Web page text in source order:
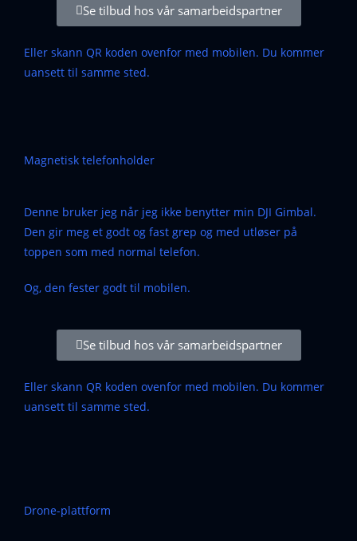
Se tilbud hos vår samarbeidspartner
Eller skann QR koden ovenfor med mobilen. Du kommer
uansett til samme sted.
Magnetisk telefonholder
Denne bruker jeg når jeg ikke benytter min DJI Gimbal.
Den gir meg et godt og fast grep og med utløser på
toppen som med normal telefon.
Og, den fester godt til mobilen.
Se tilbud hos vår samarbeidspartner
Eller skann QR koden ovenfor med mobilen. Du kommer
uansett til samme sted.
Drone-plattform